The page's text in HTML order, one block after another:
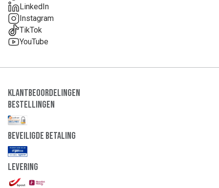
LinkedIn
Instagram
TikTok
YouTube
Klantbeoordelingen
Bestellingen
Beveiligde Betaling
Levering